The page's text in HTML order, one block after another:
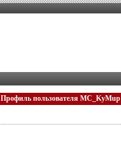
Профиль пользователя MC_KyMup